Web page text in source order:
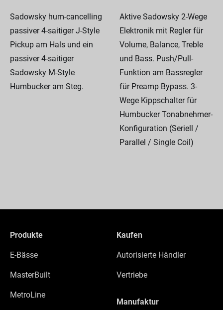
Sadowsky hum-cancelling
passiver 4-saitiger J-Style
Pickup am Hals und ein
passiver 4-saitiger
Sadowsky M-Style
Humbucker am Steg.
Aktive Sadowsky 2-Wege
Elektronik mit Regler für
Volume, Balance, Treble
und Bass. Push/Pull-
Funktion am Bassregler
für Preamp Bypass. 3-
Wege Kippschalter für
Humbucker Tonabnehmer-
Konfiguration (Seriell /
Parallel / Single Coil)
Produkte
E-Bässe
MasterBuilt
MetroLine
Kaufen
Autorisierte Händler
Vertriebe
Manufaktur